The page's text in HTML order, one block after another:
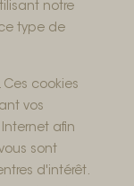
notre
type de
cookies
vos
afin
sont
d'intérêt.